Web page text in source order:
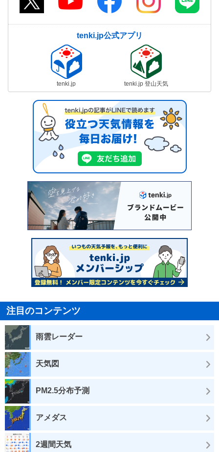
tenki.jp公式アプリ
tenki.jp tenki.jp 登山天気
注目のコンテンツ
雨雲レーダー
天気図
PM2.5分布予測
アメダス
2週間天気